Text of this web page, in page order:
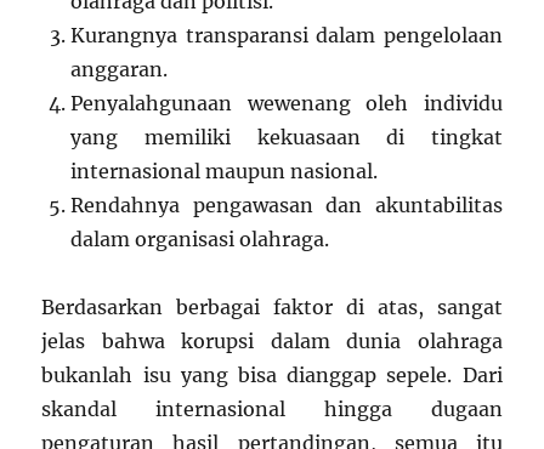
Kurangnya transparansi dalam pengelolaan
anggaran.
Penyalahgunaan wewenang oleh individu
yang memiliki kekuasaan di tingkat
internasional maupun nasional.
Rendahnya pengawasan dan akuntabilitas
dalam organisasi olahraga.
Berdasarkan berbagai faktor di atas, sangat
jelas bahwa korupsi dalam dunia olahraga
bukanlah isu yang bisa dianggap sepele. Dari
skandal internasional hingga dugaan
pengaturan hasil pertandingan, semua itu